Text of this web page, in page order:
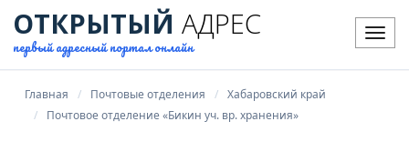
ОТКРЫТЫЙ АДРЕС
первый адресный портал онлайн
Главная Почтовые отделения
Хабаровский край
Почтовое отделение «Бикин уч. вр. хранения»